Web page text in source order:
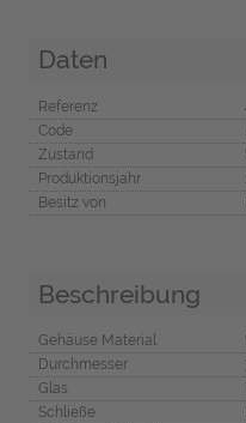
Daten
Referenz
Code
Zustand
Produktionsjahr
Besitz von
Beschreibung
Gehäuse Material
Durchmesser
Glas
Schließe